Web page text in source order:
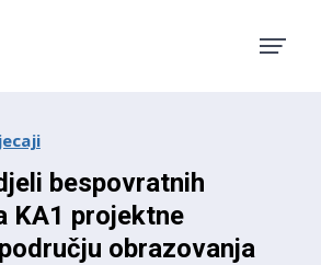
bespovratnih
KA1 projektne
obrazovanja